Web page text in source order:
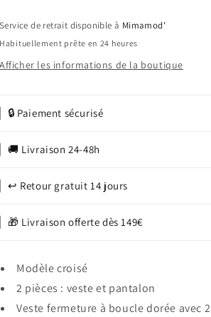
Service de retrait disponible à Mimamod'
Habituellement prête en 24 heures
Afficher les informations de la boutique
🔒 Paiement sécurisé
🚚 Livraison 24-48h
↩️ Retour gratuit 14 jours
🎁 Livraison offerte dès 149€
Modèle croisé
2 pièces : veste et pantalon
Veste fermeture à boucle dorée avec 2